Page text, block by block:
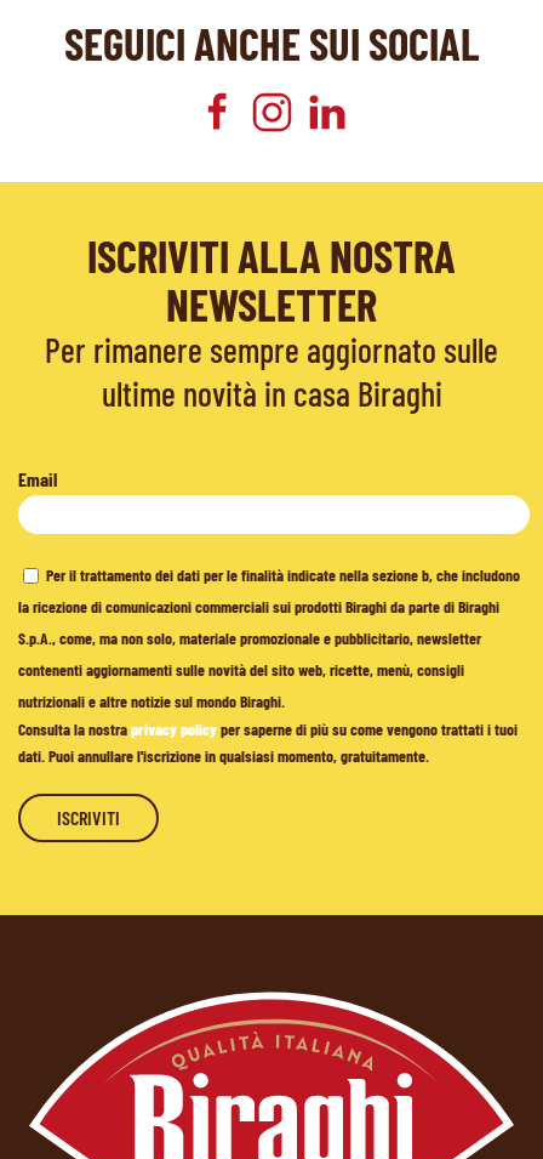
SEGUICI ANCHE SUI SOCIAL
ISCRIVITI ALLA NOSTRA
NEWSLETTER
Per rimanere sempre aggiornato sulle
ultime novità in casa Biraghi
Email
Per il trattamento dei dati per le finalità indicate nella sezione b, che includono
la ricezione di comunicazioni commerciali sui prodotti Biraghi da parte di Biraghi
S.p.A., come, ma non solo, materiale promozionale e pubblicitario, newsletter
contenenti aggiornamenti sulle novità del sito web, ricette, menù, consigli
nutrizionali e altre notizie sul mondo Biraghi.
Consulta la nostraprivacy policyper saperne di più su come vengono trattati i tuoi
dati. Puoi annullare l'iscrizione in qualsiasi momento, gratuitamente.